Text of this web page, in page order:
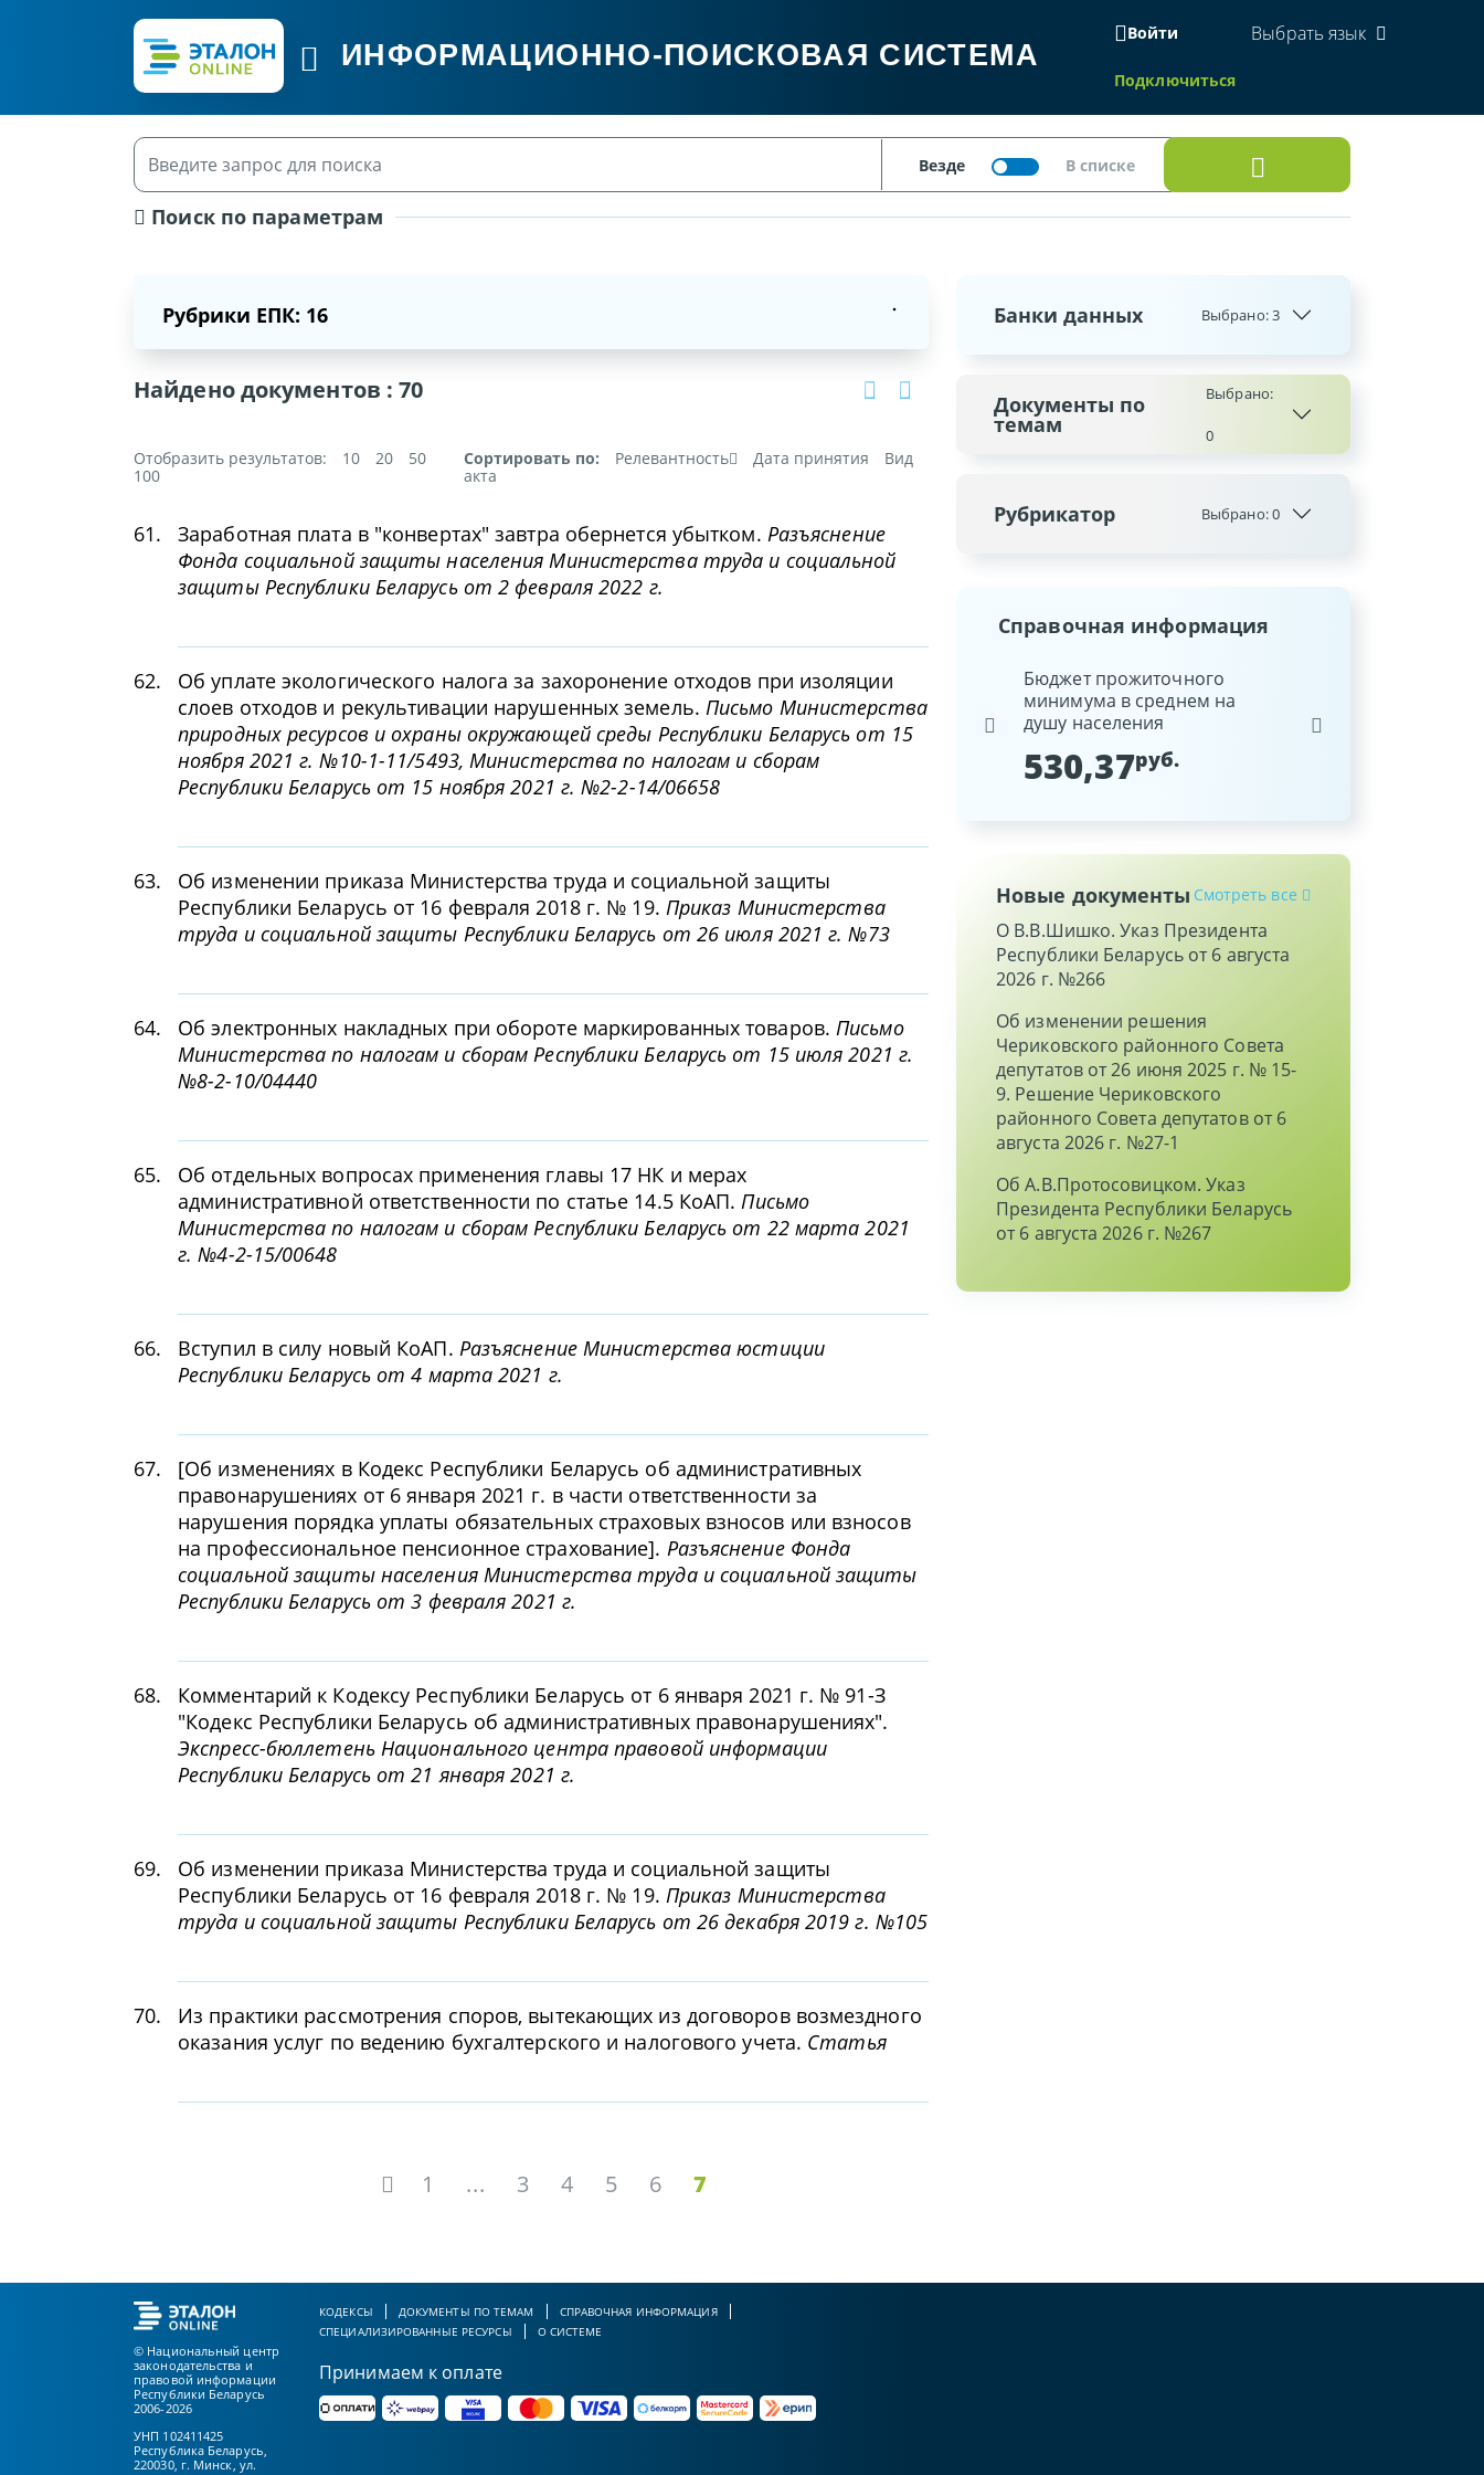
ИНФОРМАЦИОННО-ПОИСКОВАЯ СИСТЕМА
Войти
Подключиться
Выбрать язык
Поиск по параметрам
Рубрики ЕПК: 16
Найдено документов :70
Отобразить результатов: 10 20
50
100
Сортировать по: Релевантность Дата принятия
Вид
акта
61. Заработная плата в "конвертах" завтра обернется убытком. Разъяснение
Фонда социальной защиты населения Министерства труда и социальной
защиты Республики Беларусь от 2 февраля 2022 г.
62.
Об уплате экологического налога за захоронение отходов при изоляции
слоев отходов и рекультивации нарушенных земель. Письмо Министерства
природных ресурсов и охраны окружающей среды Республики Беларусь от 15
ноября 2021 г. №10-1-11/5493, Министерства по налогам и сборам
Республики Беларусь от 15 ноября 2021 г. №2-2-14/06658
63.
Об изменении приказа Министерства труда и социальной защиты
Республики Беларусь от 16 февраля 2018 г. № 19. Приказ Министерства
труда и социальной защиты Республики Беларусь от 26 июля 2021 г. №73
64. Об электронных накладных при обороте маркированных товаров. Письмо
Министерства по налогам и сборам Республики Беларусь от 15 июля 2021 г.
№8-2-10/04440
65.
Об отдельных вопросах применения главы 17 НК и мерах
административной ответственности по статье 14.5 КоАП.Письмо
Министерства по налогам и сборам Республики Беларусь от 22 марта 2021
г. №4-2-15/00648
66. Вступил в силу новый КоАП. Разъяснение Министерства юстиции
Республики Беларусь от 4 марта 2021 г.
67.
[Об изменениях в Кодекс Республики Беларусь об административных
правонарушениях от 6 января 2021 г. в части ответственности за
нарушения порядка уплаты обязательных страховых взносов или взносов
на профессиональное пенсионное страхование]. Разъяснение Фонда
социальной защиты населения Министерства труда и социальной защиты
Республики Беларусь от 3 февраля 2021 г.
68.
Комментарий к Кодексу Республики Беларусь от 6 января 2021 г. № 91-З
"Кодекс Республики Беларусь об административных правонарушениях".
Экспресс-бюллетень Национального центра правовой информации
Республики Беларусь от 21 января 2021 г.
69.
Об изменении приказа Министерства труда и социальной защиты
Республики Беларусь от 16 февраля 2018 г. № 19. Приказ Министерства
труда и социальной защиты Республики Беларусь от 26 декабря 2019 г. №105
70.
Из практики рассмотрения споров, вытекающих из договоров возмездного
оказания услуг по ведению бухгалтерского и налогового учета. Статья
1 ... 3 4 5 6 7
Банки данных Выбрано:3
Документы по
темам
Выбрано:
0
Рубрикатор Выбрано:0
Справочная информация
Базовая арендная величина
20,03руб.
Бюджет прожиточного
минимума в среднем на
душу населения
530,37руб.
Республики Беларусь
Новые документы Смотреть все
О В.В.Шишко. Указ Президента
Республики Беларусь от 6 августа
2026 г. №266
Об изменении решения
Чериковского районного Совета
депутатов от 26 июня 2025 г. № 15-
9. Решение Чериковского
районного Совета депутатов от 6
августа 2026 г. №27-1
Об А.В.Протосовицком. Указ
Президента Республики Беларусь
от 6 августа 2026 г. №267
© Национальный центр
законодательства и
правовой информации
Республики Беларусь
2006-2026
УНП 102411425
Республика Беларусь,
220030, г. Минск, ул.
КОДЕКСЫ ДОКУМЕНТЫ ПО ТЕМАМ
СПРАВОЧНАЯ ИНФОРМАЦИЯ
СПЕЦИАЛИЗИРОВАННЫЕ РЕСУРСЫ
О СИСТЕМЕ
Принимаем к оплате